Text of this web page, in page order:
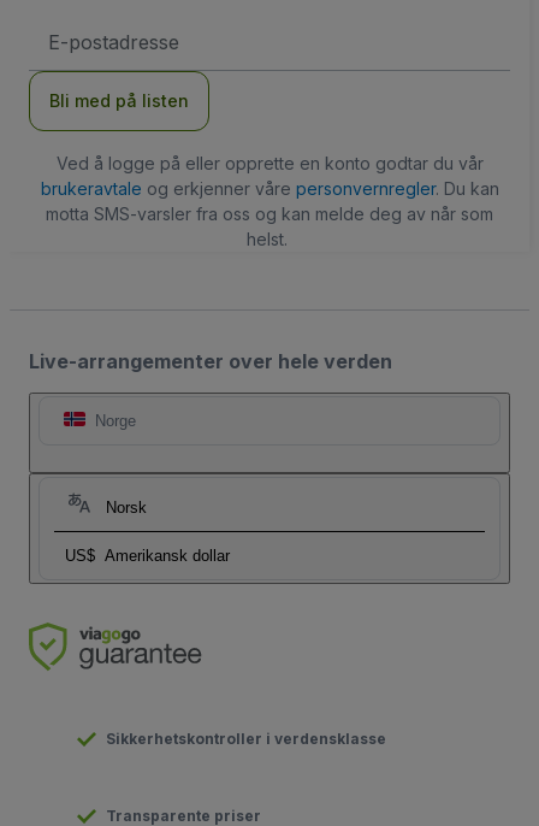
postadresse
Bli med på listen
Ved å logge på eller opprette en konto godtar du vår
brukeravtale og erkjenner våre personvernregler. Du kan
motta SMS-varsler fra oss og kan melde deg av når som
helst.
Live-arrangementer over hele verden
Norge
Norsk
US$ Amerikansk dollar
Sikkerhetskontroller i verdensklasse
Transparente priser